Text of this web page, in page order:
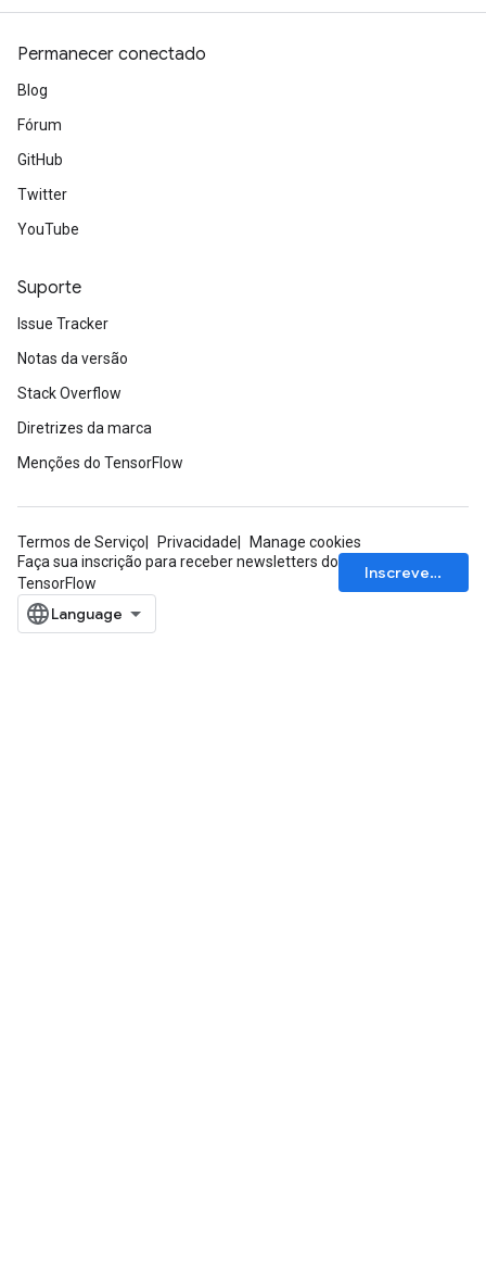
Permanecer conectado
Blog
Fórum
GitHub
Twitter
YouTube
Suporte
Issue Tracker
Notas da versão
Stack Overflow
Diretrizes da marca
Menções do TensorFlow
Termos de Serviço Privacidade
Manage cookies
Faça sua inscrição para receber newsletters do
TensorFlow
Inscrever-se